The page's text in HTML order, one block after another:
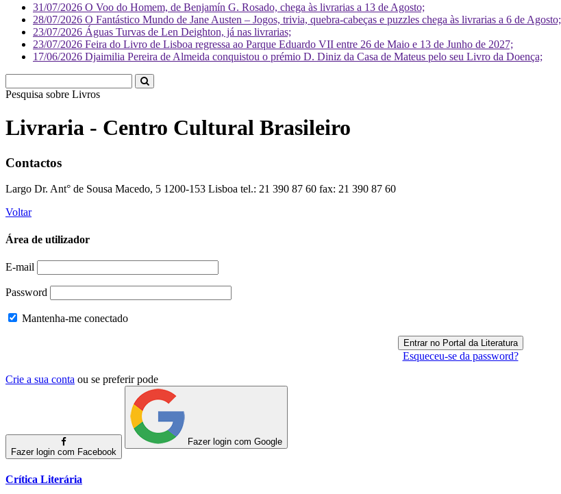
31/07/2026 O Voo do Homem, de Benjamín G. Rosado, chega às livrarias a 13 de Agosto;
28/07/2026 O Fantástico Mundo de Jane Austen – Jogos, trivia, quebra-cabeças e puzzles chega às livrarias a 6 de Agosto;
23/07/2026 Águas Turvas de Len Deighton, já nas livrarias;
23/07/2026 Feira do Livro de Lisboa regressa ao Parque Eduardo VII entre 26 de Maio e 13 de Junho de 2027;
17/06/2026 Djaimilia Pereira de Almeida conquistou o prémio D. Diniz da Casa de Mateus pelo seu Livro da Doença;
Pesquisa sobre Literatura
Livraria - Centro Cultural Brasileiro
Contactos
Largo Dr. Ant° de Sousa Macedo, 5 1200-153 Lisboa tel.: 21 390 87 60 fax: 21 390 87 60
Voltar
Área de utilizador
E-mail
Password
Mantenha-me conectado
Esqueceu-se da password?
Crie a sua conta ou se preferir pode
Fazer login com Facebook
Fazer login com Google
Crítica Literária